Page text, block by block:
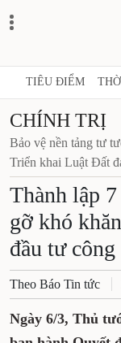
TIÊU ĐIỂM
CHÍNH TRỊ
Bảo vệ nền tảng tư
Triển khai Luật Đất
Thành lập
gỡ khó
đầu tư công
Theo Báo Tin tức
Ngày 6/3, Thủ